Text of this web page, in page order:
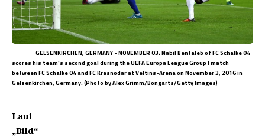
GELSENKIRCHEN, GERMANY - NOVEMBER 03: Nabil Bentaleb of FC Schalke 04
scores his team's second goal during the UEFA Europa League Group I match
between FC Schalke 04 and FC Krasnodar at Veltins-Arena on November 3, 2016 in
Gelsenkirchen, Germany. (Photo by Alex Grimm/Bongarts/Getty Images)
Laut
„Bild“